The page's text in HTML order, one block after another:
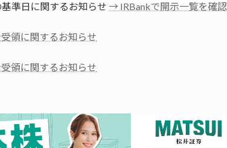
準日に関するお知らせ → IRBankで開示一覧を確認
領に関するお知らせ
領に関するお知らせ